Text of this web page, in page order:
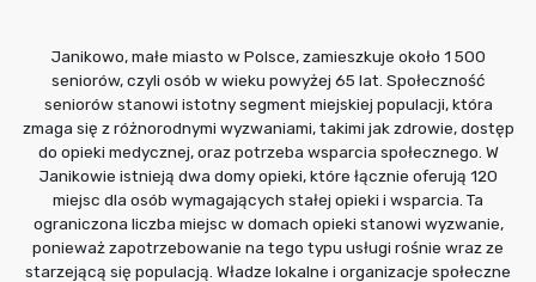
Janikowo, małe miasto w Polsce, zamieszkuje około 1 500
seniorów, czyli osób w wieku powyżej 65 lat. Społeczność
seniorów stanowi istotny segment miejskiej populacji, która
zmaga się z różnorodnymi wyzwaniami, takimi jak zdrowie, dostęp
do opieki medycznej, oraz potrzeba wsparcia społecznego. W
Janikowie istnieją dwa domy opieki, które łącznie oferują 120
miejsc dla osób wymagających stałej opieki i wsparcia. Ta
ograniczona liczba miejsc w domach opieki stanowi wyzwanie,
ponieważ zapotrzebowanie na tego typu usługi rośnie wraz ze
starzejącą się populacją. Władze lokalne i organizacje społeczne